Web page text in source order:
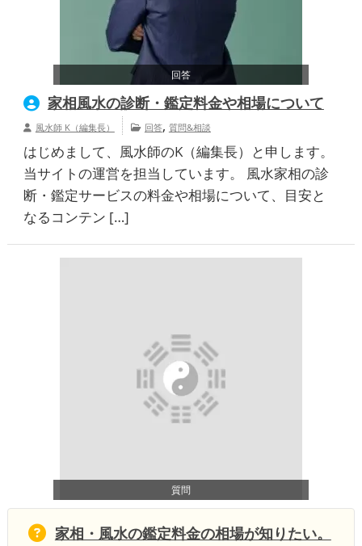
回答
家相風水の診断・鑑定料金や相場について
風水師 K（編集長） 回答, 質問&相談
はじめまして、風水師のK（編集長）と申します。
当サイトの運営を担当しています。 風水家相の診
断・鑑定サービスの料金や相場について、目安と
なるコンテン […]
質問
家相・風水の鑑定料金の相場が知りたい。